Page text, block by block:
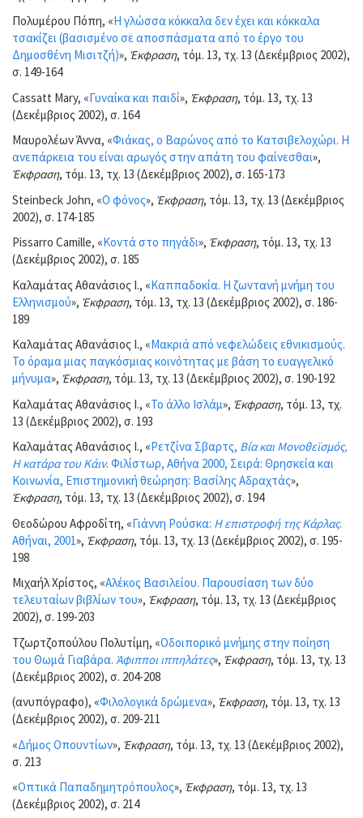
Πολυμέρου Πόπη, «Η γλώσσα κόκκαλα δεν έχει και κόκκαλα
τσακίζει (βασισμένο σε αποσπάσματα από το έργο του
Δημοσθένη Μισιτζή)», Έκφραση, τόμ. 13, τχ. 13 (Δεκέμβριος 2002),
σ. 149-164
Cassatt Mary, «Γυναίκα και παιδί», Έκφραση, τόμ. 13, τχ. 13
(Δεκέμβριος 2002), σ. 164
Μαυρολέων Άννα, «Φιάκας, ο Βαρώνος από το Κατσιβελοχώρι. Η
ανεπάρκεια του είναι αρωγός στην απάτη του φαίνεσθαι»,
Έκφραση, τόμ. 13, τχ. 13 (Δεκέμβριος 2002), σ. 165-173
Steinbeck John, «Ο φόνος», Έκφραση, τόμ. 13, τχ. 13 (Δεκέμβριος
2002), σ. 174-185
Pissarro Camille, «Κοντά στο πηγάδι», Έκφραση, τόμ. 13, τχ. 13
(Δεκέμβριος 2002), σ. 185
Καλαμάτας Αθανάσιος Ι., «Καππαδοκία. Η ζωντανή μνήμη του
Ελληνισμού», Έκφραση, τόμ. 13, τχ. 13 (Δεκέμβριος 2002), σ. 186-
189
Καλαμάτας Αθανάσιος Ι., «Μακριά από νεφελώδεις εθνικισμούς.
Το όραμα μιας παγκόσμιας κοινότητας με βάση το ευαγγελικό
μήνυμα», Έκφραση, τόμ. 13, τχ. 13 (Δεκέμβριος 2002), σ. 190-192
Καλαμάτας Αθανάσιος Ι., «Το άλλο Ισλάμ», Έκφραση, τόμ. 13, τχ.
13 (Δεκέμβριος 2002), σ. 193
Καλαμάτας Αθανάσιος Ι., «Ρετζίνα Σβαρτς, Βία και Μονοθεϊσμός,
Η κατάρα του Κάιν. Φιλίστωρ, Αθήνα 2000, Σειρά: Θρησκεία και
Κοινωνία, Επιστημονική θεώρηση: Βασίλης Αδραχτάς»,
Έκφραση, τόμ. 13, τχ. 13 (Δεκέμβριος 2002), σ. 194
Θεοδώρου Αφροδίτη, «Γιάννη Ρούσκα: Η επιστροφή της Κάρλας.
Αθήναι, 2001», Έκφραση, τόμ. 13, τχ. 13 (Δεκέμβριος 2002), σ. 195-
198
Μιχαήλ Χρίστος, «Αλέκος Βασιλείου. Παρουσίαση των δύο
τελευταίων βιβλίων του», Έκφραση, τόμ. 13, τχ. 13 (Δεκέμβριος
2002), σ. 199-203
Τζωρτζοπούλου Πολυτίμη, «Οδοιπορικό μνήμης στην ποίηση
του Θωμά Γιαβάρα. Άφιπποι ιππηλάτες», Έκφραση, τόμ. 13, τχ. 13
(Δεκέμβριος 2002), σ. 204-208
(ανυπόγραφο), «Φιλολογικά δρώμενα», Έκφραση, τόμ. 13, τχ. 13
(Δεκέμβριος 2002), σ. 209-211
«Δήμος Οπουντίων», Έκφραση, τόμ. 13, τχ. 13 (Δεκέμβριος 2002),
σ. 213
«Οπτικά Παπαδημητρόπουλος», Έκφραση, τόμ. 13, τχ. 13
(Δεκέμβριος 2002), σ. 214